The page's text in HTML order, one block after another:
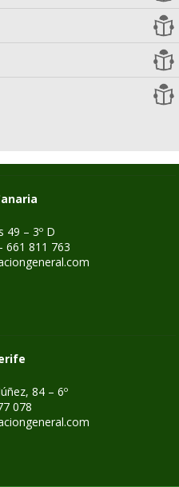
49 – 3º D
661 811 763
84 – 6º
078